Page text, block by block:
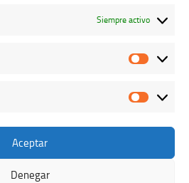
Siempre activo
Aceptar
Denegar
de Cáceres © 2026. Todos los